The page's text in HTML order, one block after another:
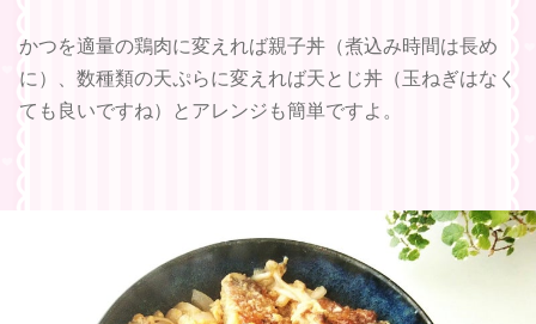
かつを適量の鶏肉に変えれば親子丼（煮込み時間は長め
に）、数種類の天ぷらに変えれば天とじ丼（玉ねぎはなく
ても良いですね）とアレンジも簡単ですよ。